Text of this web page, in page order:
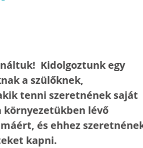
Kidolgoztunk egy
a szülőknek,
tenni szeretnének saját
környezetükben lévő
és ehhez
kapni.